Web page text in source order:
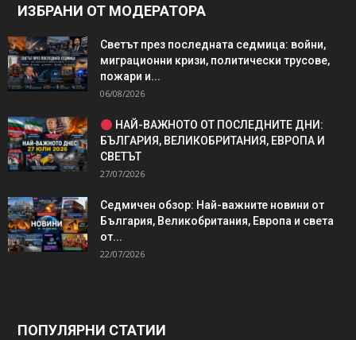
ИЗБРАНИ ОТ МОДЕРАТОРА
Светът през последната седмица: войни,
миграционни кризи, политически трусове,
пожари и...
06/08/2026
НАЙ-ВАЖНОТО ОТ ПОСЛЕДНИТЕ ДНИ:
БЪЛГАРИЯ, ВЕЛИКОБРИТАНИЯ, ЕВРОПА И
СВЕТЪТ
27/07/2026
Седмичен обзор: Най-важните новини от
България, Великобритания, Европа и света
от...
22/07/2026
ПОПУЛЯРНИ СТАТИИ